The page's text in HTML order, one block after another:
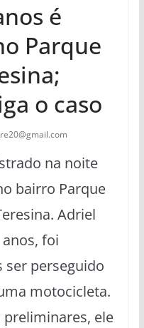
é
Parque
o caso
na noite
bairro Parque
Adriel
anos, foi
ser perseguido
motocicleta.
ele